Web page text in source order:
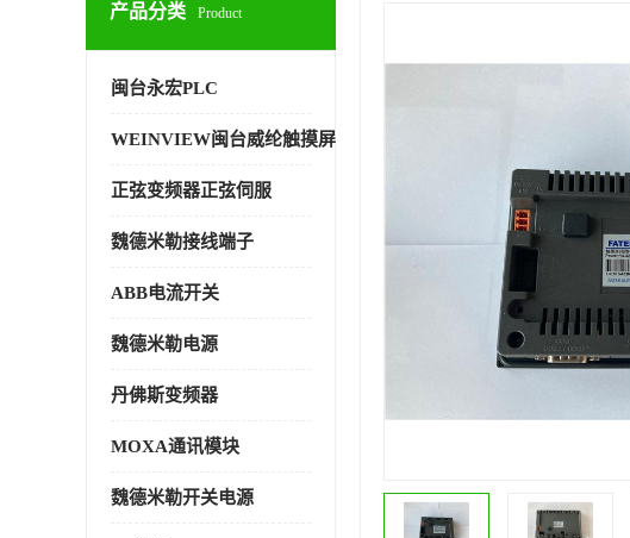
产品分类 Product
闽台永宏PLC
WEINVIEW闽台威纶触摸屏
正弦变频器正弦伺服
魏德米勒接线端子
ABB电流开关
魏德米勒电源
丹佛斯变频器
MOXA通讯模块
魏德米勒开关电源